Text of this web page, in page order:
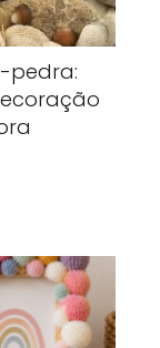
pedra: